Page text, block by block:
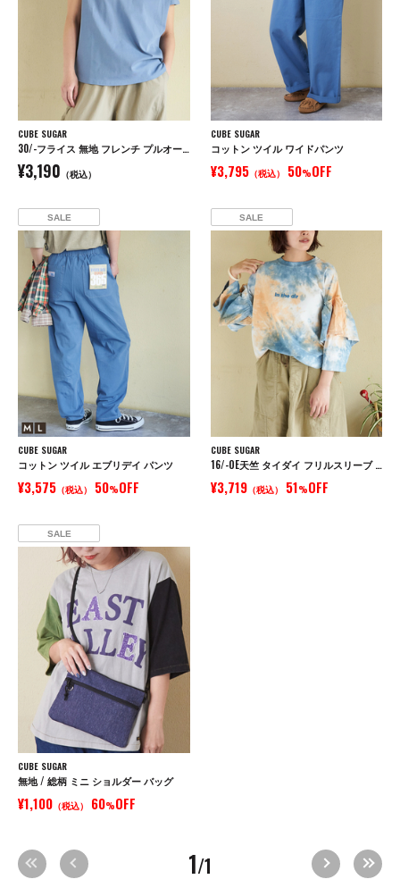
CUBE SUGAR
30/-フライス 無地 フレンチ プルオーバー
¥3,190 （税込）
CUBE SUGAR
コットン ツイル ワイドパンツ
¥3,795（税込） 50%OFF
SALE
CUBE SUGAR
コットン ツイル エブリデイ パンツ
¥3,575 （税込） 50%OFF
SALE
CUBE SUGAR
16/-OE天竺 タイダイ フリルスリーブ プルオーバー
¥3,719（税込） 51%OFF
SALE
CUBE SUGAR
無地 / 総柄 ミニ ショルダー バッグ
¥1,100 （税込） 60%OFF
1/1